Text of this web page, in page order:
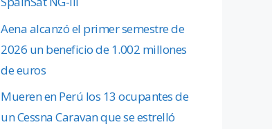
Aena alcanzó el primer semestre de
2026 un beneficio de 1.002 millones
de euros
Mueren en Perú los 13 ocupantes de
un Cessna Caravan que se estrelló